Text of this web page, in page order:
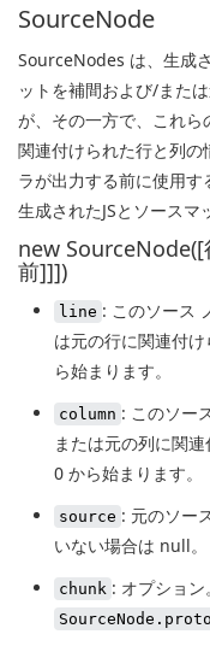
SourceNode
SourceNodes は、生成
ットを補間および/また
が、その一方で、これら
関連付けられた行と列の
ラが出力する前に使用す
生成されたJSとソースマ
new SourceNode([
前]]])
line : このソース
は元の行に関連付
ら始まります。
column : このソー
または元の列に関
0 から始まります。
source : 元のソー
いない場合は null。
chunk : オプショ